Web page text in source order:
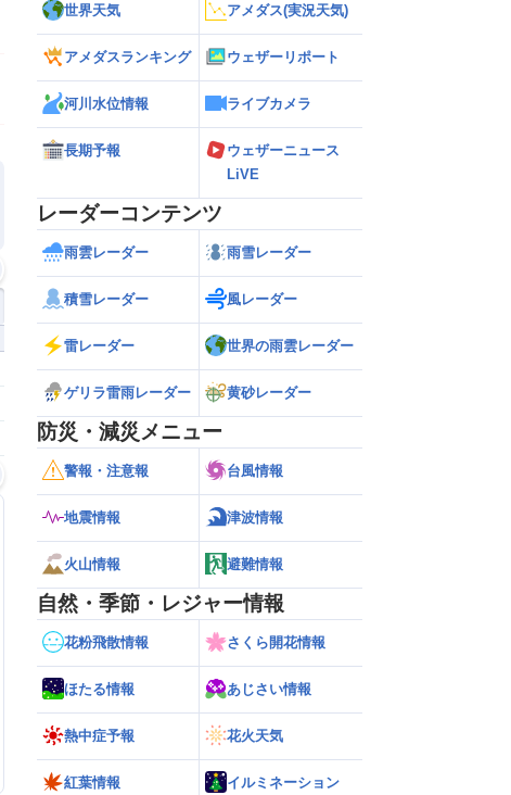
世界天気 アメダス(実況天気)
アメダスランキング ウェザーリポート
河川水位情報 ライブカメラ
長期予報
ウェザーニュース
LiVE
レーダーコンテンツ
雨雲レーダー 雨雪レーダー
積雪レーダー 風レーダー
雷レーダー 世界の雨雲レーダー
ゲリラ雷雨レーダー 黄砂レーダー
防災・減災メニュー
警報・注意報 台風情報
地震情報 津波情報
火山情報 避難情報
自然・季節・レジャー情報
花粉飛散情報 さくら開花情報
ほたる情報 あじさい情報
熱中症予報 花火天気
紅葉情報 イルミネーション